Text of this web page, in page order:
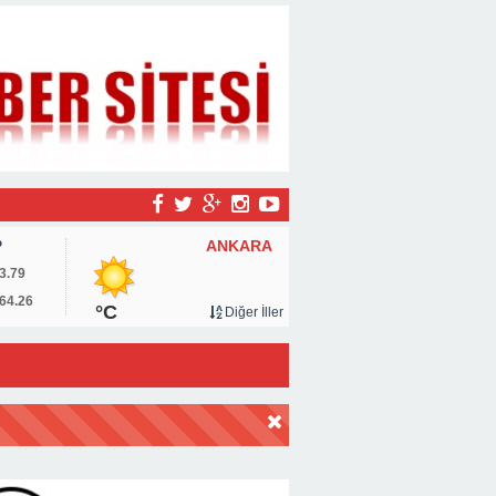
ANKARA
°C Diğer İller